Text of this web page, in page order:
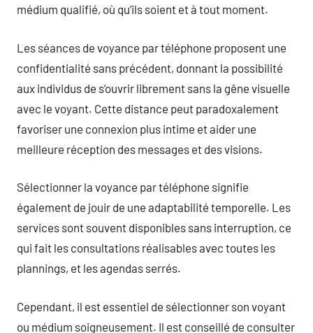
médium qualifié, où qu’ils soient et à tout moment.
Les séances de voyance par téléphone proposent une
confidentialité sans précédent, donnant la possibilité
aux individus de s’ouvrir librement sans la gêne visuelle
avec le voyant. Cette distance peut paradoxalement
favoriser une connexion plus intime et aider une
meilleure réception des messages et des visions.
Sélectionner la voyance par téléphone signifie
également de jouir de une adaptabilité temporelle. Les
services sont souvent disponibles sans interruption, ce
qui fait les consultations réalisables avec toutes les
plannings, et les agendas serrés.
Cependant, il est essentiel de sélectionner son voyant
ou médium soigneusement. Il est conseillé de consulter